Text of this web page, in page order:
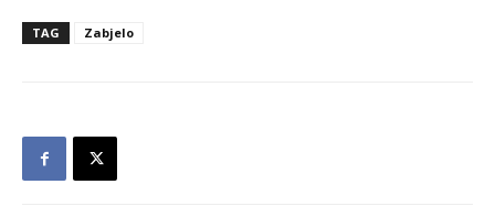
TAG Zabjelo